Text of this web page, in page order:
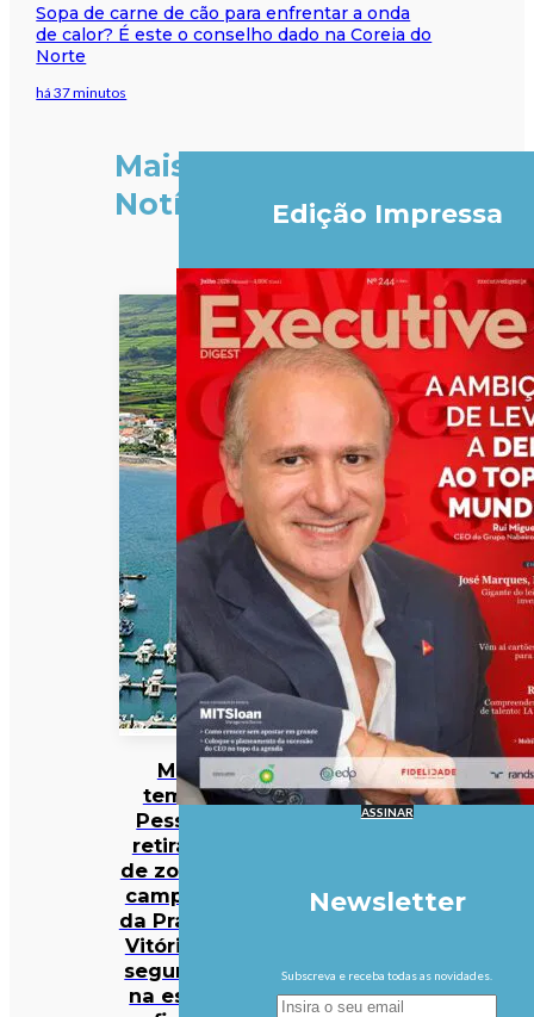
Sopa de carne de cão para enfrentar a onda
de calor? É este o conselho dado na Coreia do
Norte
há 37 minutos
Mais
Notícias
Mau
tempo:
Pessoas
retiradas
de zona de
campismo
da Praia da
Vitória em
segurança
na escola
Edição Impressa
ASSINAR
Newsletter
Subscreva e receba todas as novidades.